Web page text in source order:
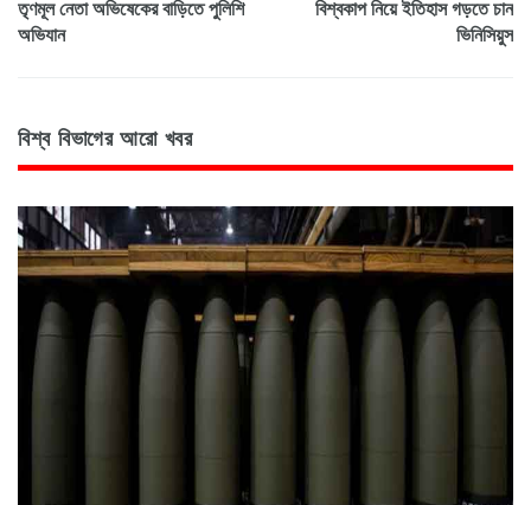
তৃণমূল নেতা অভিষেকের বাড়িতে পুলিশি
অভিযান
বিশ্বকাপ নিয়ে ইতিহাস গড়তে চান
ভিনিসিয়ুস
বিশ্ব বিভাগের আরো খবর